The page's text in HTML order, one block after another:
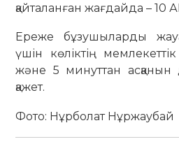
қайталанған жағдайда – 10
Ереже бұзушыларды
үшін көліктің
және 5 минуттан асқанын
қажет.
Фото: Нұрболат Нұржаубай